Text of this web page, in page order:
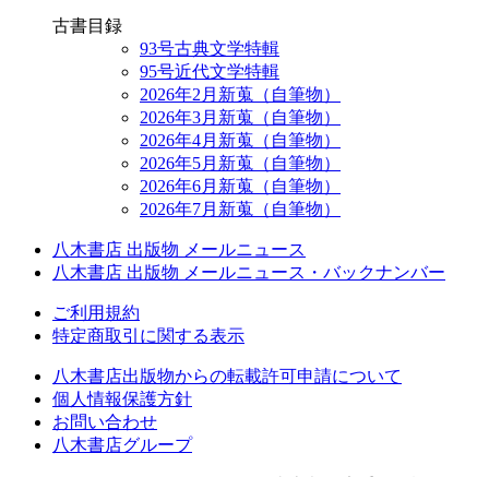
古書目録
93号古典文学特輯
95号近代文学特輯
2026年2月新蒐（自筆物）
2026年3月新蒐（自筆物）
2026年4月新蒐（自筆物）
2026年5月新蒐（自筆物）
2026年6月新蒐（自筆物）
2026年7月新蒐（自筆物）
八木書店 出版物 メールニュース
八木書店 出版物 メールニュース・バックナンバー
ご利用規約
特定商取引に関する表示
八木書店出版物からの転載許可申請について
個人情報保護方針
お問い合わせ
八木書店グループ